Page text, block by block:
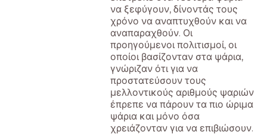
να ξεφύγουν, δίνοντάς τους
χρόνο να αναπτυχθούν και να
αναπαραχθούν. Οι
προηγούμενοι πολιτισμοί, οι
οποίοι βασίζονταν στα ψάρια,
γνώριζαν ότι για να
προστατεύσουν τους
μελλοντικούς αριθμούς ψαριών
έπρεπε να πάρουν τα πιο ώριμα
ψάρια και μόνο όσα
χρειάζονταν για να επιβιώσουν.